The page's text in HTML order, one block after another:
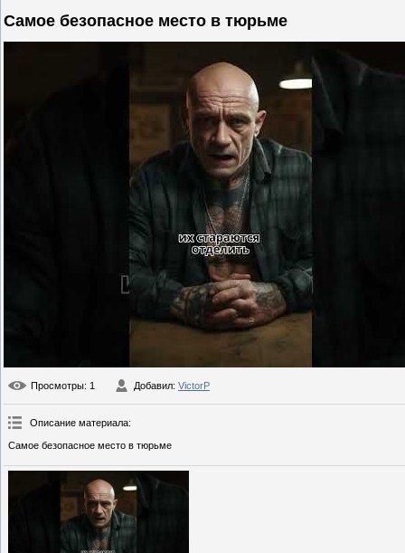
Самое безопасное место в тюрьме
Просмотры: 1 Добавил: VictorP
Описание материала:
Самое безопасное место в тюрьме